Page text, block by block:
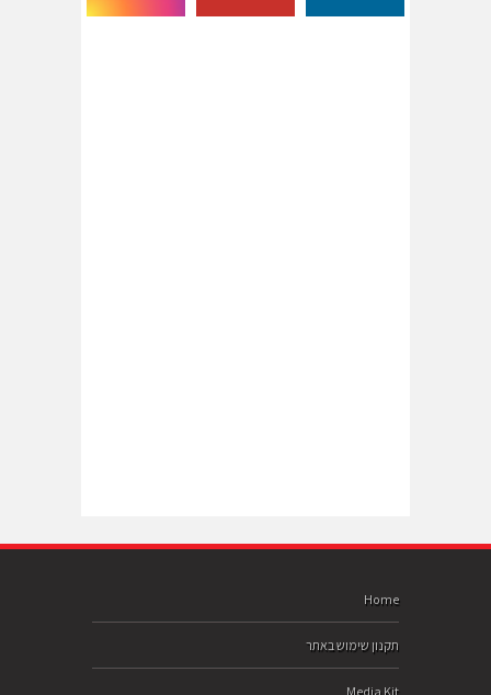
Home
תקנון שימוש באתר
Media Kit